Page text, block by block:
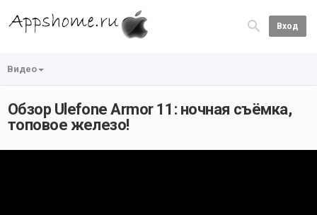
Вход
Видео
Обзор Ulefone Armor 11: ночная съёмка,
топовое железо!